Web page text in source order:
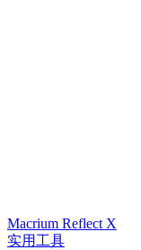
Macrium Reflect X
实用工具